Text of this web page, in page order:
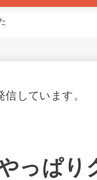
しています。
っぱり